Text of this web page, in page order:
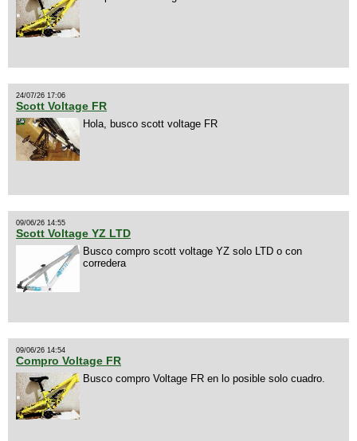
24/07/26 17:06
Scott Voltage FR
Hola, busco scott voltage FR
09/06/26 14:55
Scott Voltage YZ LTD
Busco compro scott voltage YZ solo LTD o con
corredera
09/06/26 14:54
Compro Voltage FR
Busco compro Voltage FR en lo posible solo cuadro.